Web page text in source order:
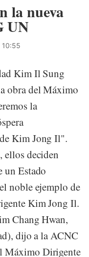
la nueva
UN
Kim Il Sung
obra del Máximo
la
Kim Jong Il".
ellos deciden
un Estado
noble ejemplo de
Kim Jong Il.
Chang Hwan,
dijo a la ACNC
Máximo Dirigente